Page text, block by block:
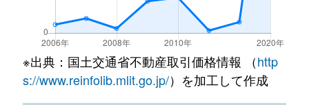
※出典：国土交通省不動産取引価格情報 （http
s://www.reinfolib.mlit.go.jp/）を加工して作成